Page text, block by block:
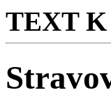
TEXT